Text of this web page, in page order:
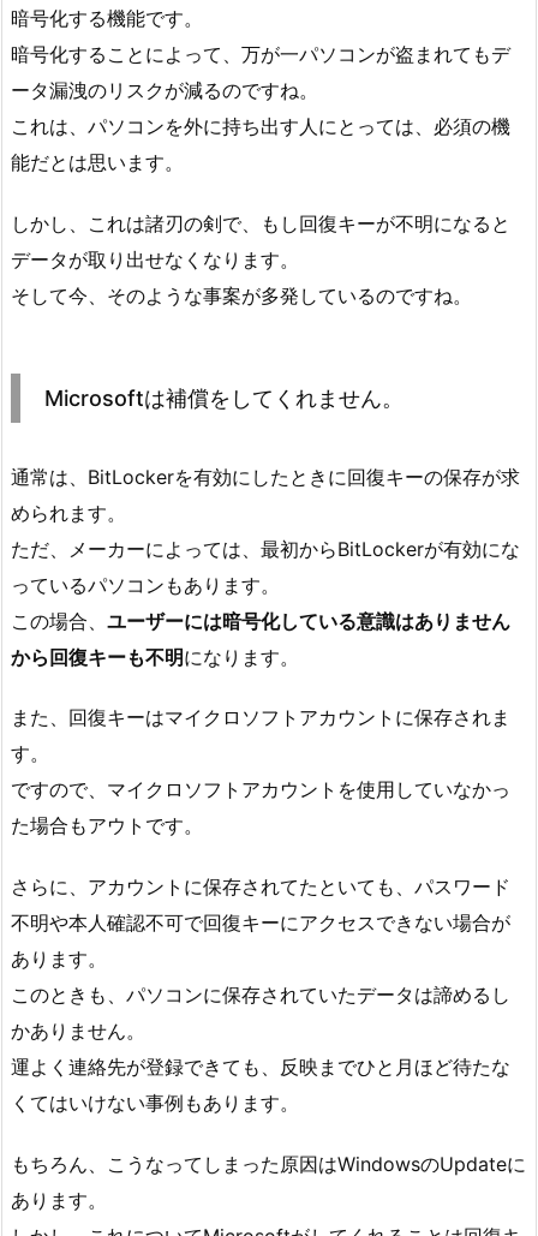
暗号化する機能です。
暗号化することによって、万が一パソコンが盗まれてもデ
ータ漏洩のリスクが減るのですね。
これは、パソコンを外に持ち出す人にとっては、必須の機
能だとは思います。
しかし、これは諸刃の剣で、もし回復キーが不明になると
データが取り出せなくなります。
そして今、そのような事案が多発しているのですね。
Microsoftは補償をしてくれません。
通常は、BitLockerを有効にしたときに回復キーの保存が求
められます。
ただ、メーカーによっては、最初からBitLockerが有効にな
っているパソコンもあります。
この場合、 ユーザーには暗号化している意識はありません
から回復キーも不明になります。
また、回復キーはマイクロソフトアカウントに保存されま
す。
ですので、マイクロソフトアカウントを使用していなかっ
た場合もアウトです。
さらに、アカウントに保存されてたといても、パスワード
不明や本人確認不可で回復キーにアクセスできない場合が
あります。
このときも、パソコンに保存されていたデータは諦めるし
かありません。
運よく連絡先が登録できても、反映までひと月ほど待たな
くてはいけない事例もあります。
もちろん、こうなってしまった原因はWindowsのUpdateに
あります。